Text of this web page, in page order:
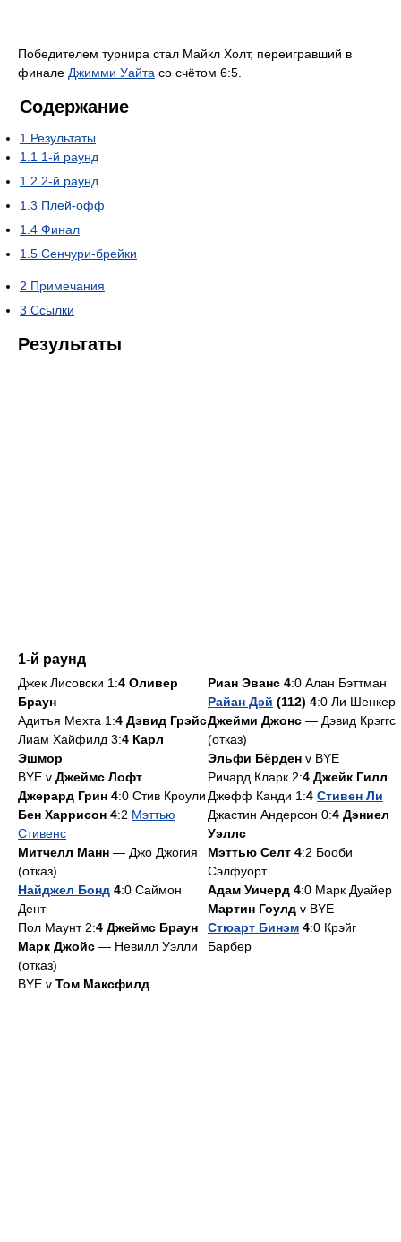
Победителем турнира стал Майкл Холт, переигравший в
финале Джимми Уайта со счётом 6:5.
Содержание
1 Результаты
1.1 1-й раунд
1.2 2-й раунд
1.3 Плей-офф
1.4 Финал
1.5 Сенчури-брейки
2 Примечания
3 Ссылки
Результаты
1-й раунд
Джек Лисовски 1:4 Оливер
Браун
Адитъя Мехта 1:4 Дэвид Грэйс
Лиам Хайфилд 3:4 Карл
Эшмор
BYE v Джеймс Лофт
Джерард Грин 4:0 Стив Кроули
Бен Харрисон 4:2 Мэттью
Стивенс
Митчелл Манн — Джо Джогия
(отказ)
Найджел Бонд 4:0 Саймон
Дент
Пол Маунт 2:4 Джеймс Браун
Марк Джойс — Невилл Уэлли
(отказ)
BYE v Том Максфилд
Риан Эванс 4:0 Алан Бэттман
Райан Дэй (112) 4:0 Ли Шенкер
Джейми Джонс — Дэвид Крэггс
(отказ)
Эльфи Бёрден v BYE
Ричард Кларк 2:4 Джейк Гилл
Джефф Канди 1:4 Стивен Ли
Джастин Андерсон 0:4 Дэниел
Уэллс
Мэттью Селт 4:2 Бооби
Сэлфуорт
Адам Уичерд 4:0 Марк Дуайер
Мартин Гоулд v BYE
Стюарт Бинэм 4:0 Крэйг
Барбер